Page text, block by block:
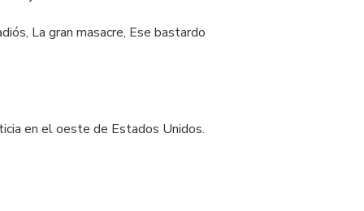
La gran masacre, Ese bastardo
en el oeste de Estados Unidos.